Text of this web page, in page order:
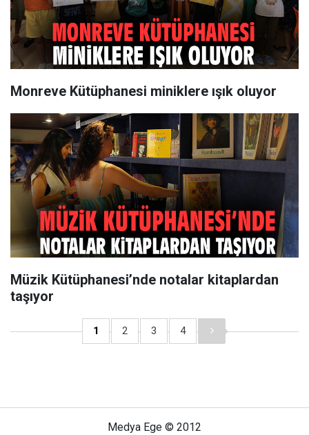
Monreve Kütüphanesi miniklere ışık oluyor
Müzik Kütüphanesi’nde notalar kitaplardan
taşıyor
1 2 3 4
Medya Ege © 2012